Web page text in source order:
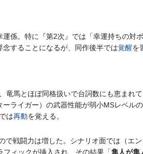
係。特に『第2次』では「幸運持ちの
することになるが、同作後半では覚醒を
竜馬とほぼ同格扱いで台詞数にも恵まれ
ライガー）の武器性能が弱小MSレベル
は再動を覚える。
で戦闘力は増した。シナリオ面では（エ
ィックが挿入され、その結果「隼人が隼